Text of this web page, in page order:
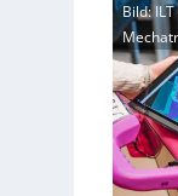
Bild: